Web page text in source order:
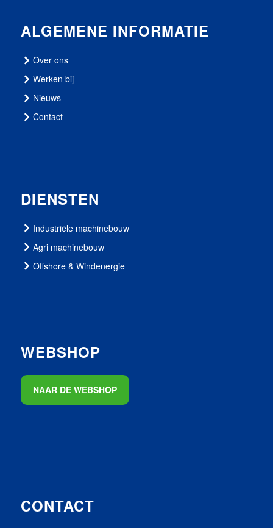
ALGEMENE INFORMATIE
Over ons
Werken bij
Nieuws
Contact
DIENSTEN
Industriële machinebouw
Agri machinebouw
Offshore & Windenergie
WEBSHOP
NAAR DE WEBSHOP
CONTACT